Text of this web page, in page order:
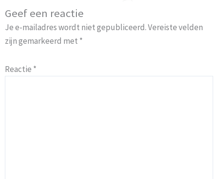
Geef een reactie
Je e-mailadres wordt niet gepubliceerd.Vereiste velden
zijn gemarkeerd met *
Reactie *